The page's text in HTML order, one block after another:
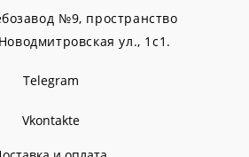
№9, пространство
Новодмитровская ул., 1с1.
Telegram
Vkontakte